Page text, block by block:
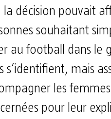
la décision pouvait
souhaitant
au football dans le
s’identifient, mais
les
pour leur